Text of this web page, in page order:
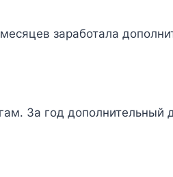
заработала
За год дополнительный